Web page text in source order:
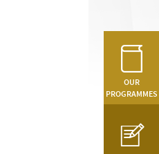
OUR
PROGRAMMES